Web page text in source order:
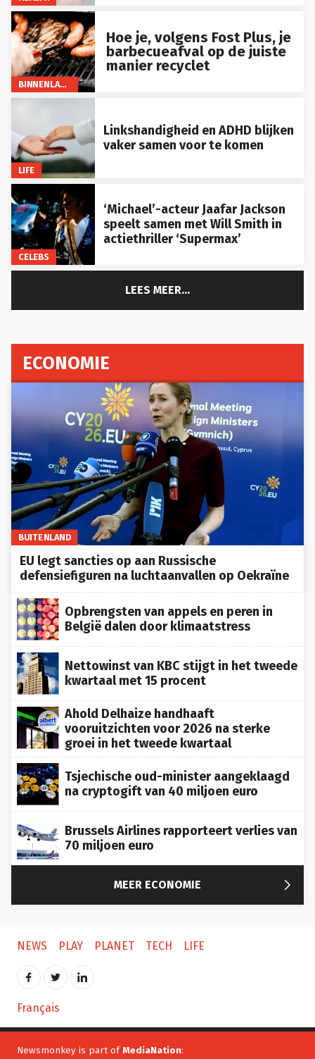
BINNENLAND
Hoe je, volgens Fost Plus, je
barbecueafval op de juiste
manier recyclet
LIFE
Linkshandigheid en ADHD blijken
vaker samen voor te komen
CELEBS
‘Michael’-acteur Jaafar Jackson
speelt samen met Will Smith in
actiethriller ‘Supermax’
LEES MEER...
ECONOMIE
BUITENLAND
EU legt sancties op aan Russische
defensiefiguren na luchtaanvallen op Oekraïne
Opbrengsten van appels en peren in
België dalen door klimaatstress
Nettowinst van KBC stijgt in het tweede
kwartaal met 15 procent
Ahold Delhaize handhaaft
vooruitzichten voor 2026 na sterke
groei in het tweede kwartaal
Tsjechische oud-minister aangeklaagd
na cryptogift van 40 miljoen euro
Brussels Airlines rapporteert verlies van
70 miljoen euro
MEER ECONOMIE 
NEWS PLAY PLANET TECH LIFE
Français
Newsmonkey is part ofMediaNation: